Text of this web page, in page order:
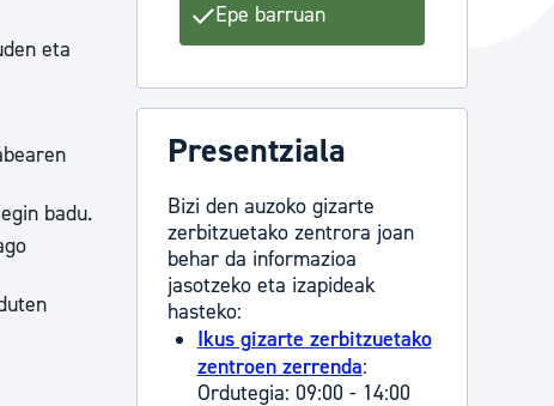
eta bizikidetza
eta
badu.
Epe barruan
Presentziala
Bizi den auzoko gizarte
zerbitzuetako zentrora joan
behar da informazioa
jasotzeko eta izapideak
hasteko:
Ikus gizarte zerbitzuetako
zentroen zerrenda:
Ordutegia: 09:00 - 14:00